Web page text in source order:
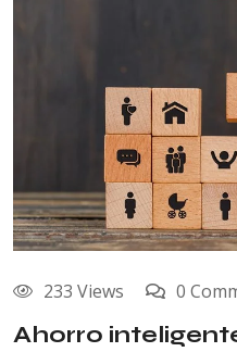
233 Views 0
Ahorro